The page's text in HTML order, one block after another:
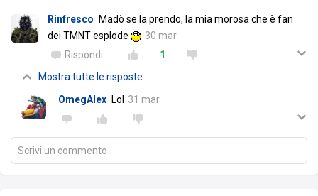
Rinfresco
Madò se la prendo, la mia morosa che è fan
dei TMNT esplode
30 mar
Rispondi
1
Mostra tutte le risposte
OmegAlex Lol 31 mar
Scrivi un commento